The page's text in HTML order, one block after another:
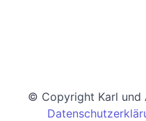
© Copyright Karl und